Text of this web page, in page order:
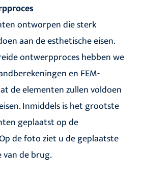
ontworpen die sterk
aan de esthetische eisen.
ontwerpproces hebben we
en FEM-
de elementen zullen voldoen
Inmiddels is het grootste
geplaatst op de
de foto ziet u de geplaatste
van de brug.